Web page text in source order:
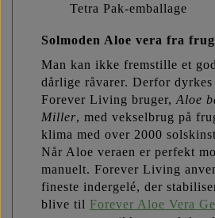
Tetra Pak-emballage
Solmoden Aloe vera fra
Man kan ikke fremstille et
dårlige råvarer. Derfor
Forever Living bruger, Aloe
Miller, med vekselbrug på
klima med over 2000
Når Aloe veraen er perfekt
manuelt. Forever Living
fineste indergelé, der
blive til Forever Aloe Vera